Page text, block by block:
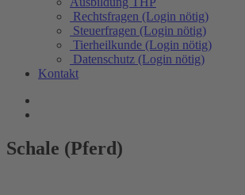
Rechtsfragen (Login nötig)
Steuerfragen (Login nötig)
Tierheilkunde (Login nötig)
Datenschutz (Login nötig)
Kontakt
Schale (Pferd)